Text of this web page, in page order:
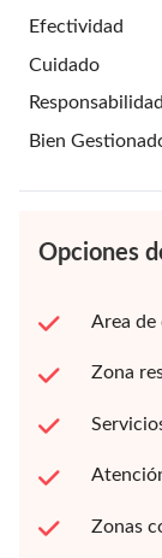
Efectividad
Cuidado
Responsabilidad
Bien
Opciones
Area de
Zona
Zonas